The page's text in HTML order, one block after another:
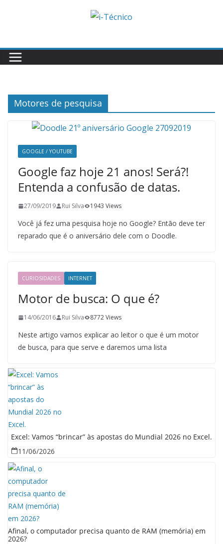
Motores de pesquisa
GOOGLE / YOUTUBE
Google faz hoje 21 anos! Será?!
Entenda a confusão de datas.
27/09/2019 Rui Silva 1943 Views
Você já fez uma pesquisa hoje no Google? Então deve ter
reparado que é o aniversário dele com o Doodle.
CURIOSIDADES INTERNET
Motor de busca: O que é?
14/06/2016 Rui Silva 8772 Views
Neste artigo vamos explicar ao leitor o que é um motor
de busca, para que serve e daremos uma lista
Excel: Vamos “brincar” às apostas do Mundial 2026 no Excel.
11/06/2026
Afinal, o computador precisa quanto de RAM (memória) em
2026?